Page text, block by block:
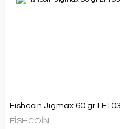
Fishcoin Jigmax 60 gr LF103
FİSHCOİN